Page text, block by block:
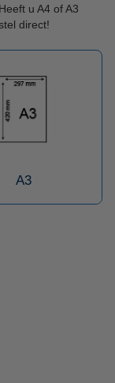
u A4 of A3
direct!
A3